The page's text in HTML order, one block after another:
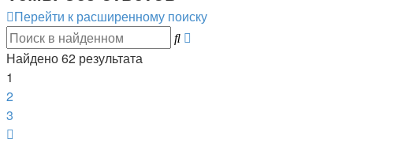
Перейти к расширенному поиску
Поиск
Найдено 62 результата
1
2
3